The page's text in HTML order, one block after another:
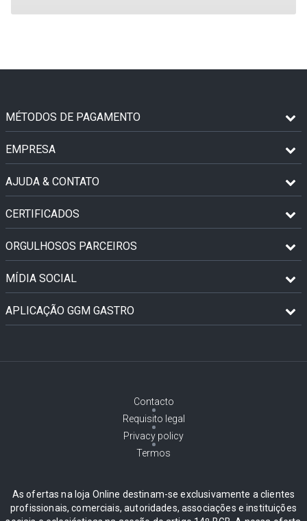
MÉTODOS DE PAGAMENTO
EMPRESA
AJUDA & CONTATO
CERTIFICADOS
ORGULHOSOS PARCEIROS
MÍDIA SOCIAL
APLICAÇÃO GGM GASTRO
Contacto
Requisito legal
Privacy policy
Termos
As ofertas na loja Online destinam-se exclusivamente a clientes
profissionais, comerciais, autoridades, associações e instituições